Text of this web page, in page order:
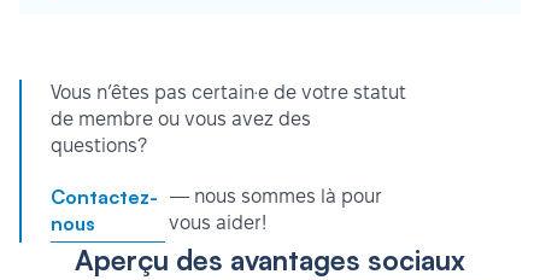
Vous n’êtes pas certain·e de votre statut
de membre ou vous avez des
questions?
Contactez-
nous
— nous sommes là pour
vous aider!
Aperçu des avantages sociaux